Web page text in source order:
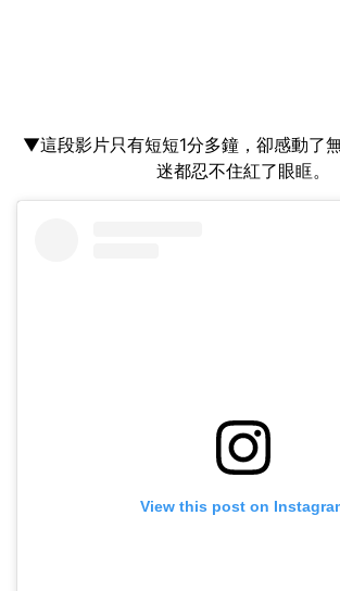
▼這段影片只有短短1分多鐘，卻感動了
迷都忍不住紅了眼眶。
View this post on